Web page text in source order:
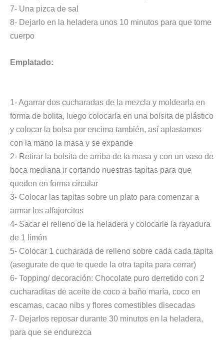
7- Una pizca de sal
8- Dejarlo en la heladera unos 10 minutos para que tome
cuerpo
Emplatado:
1- Agarrar dos cucharadas de la mezcla y moldearla en
forma de bolita, luego colocarla en una bolsita de plástico
y colocar la bolsa por encima también, así aplastamos
con la mano la masa y se expande
2- Retirar la bolsita de arriba de la masa y con un vaso de
boca mediana ir cortando nuestras tapitas para que
queden en forma circular
3- Colocar las tapitas sobre un plato para comenzar a
armar los alfajorcitos
4- Sacar el relleno de la heladera y colocarle la rayadura
de 1 limón
5- Colocar 1 cucharada de relleno sobre cada cada tapita
(asegurate de que te quede la otra tapita para cerrar)
6- Topping/ decoración: Chocolate puro derretido con 2
cucharaditas de aceite de coco a baño maría, coco en
escamas, cacao nibs y flores comestibles disecadas
7- Dejarlos reposar durante 30 minutos en la heladera,
para que se endurezca